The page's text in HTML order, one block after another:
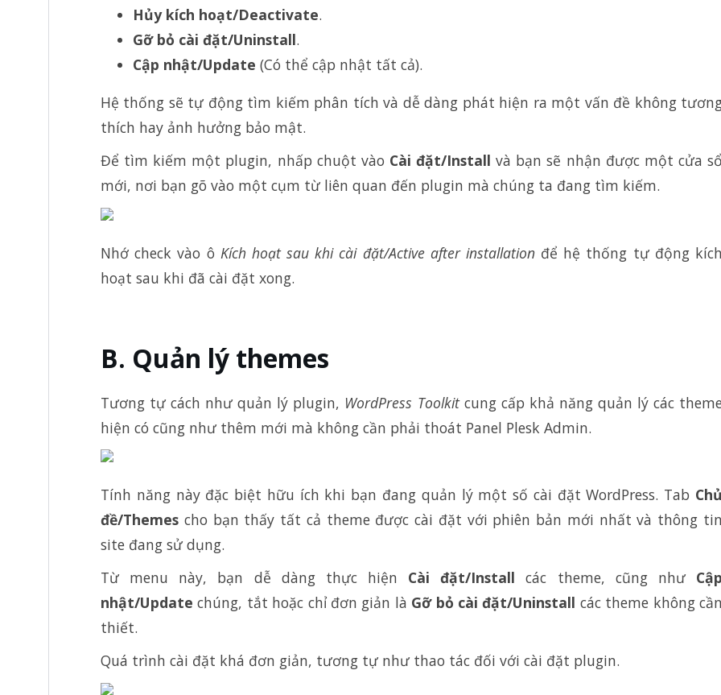
Hủy kích hoạt/Deactivate.
Gỡ bỏ cài đặt/Uninstall.
Cập nhật/Update (Có thể cập nhật tất cả).
Hệ thống sẽ tự động tìm kiếm phân tích và dễ dàng phát hiện ra một vấn đề không
thích hay ảnh hưởng bảo mật.
Để tìm kiếm một plugin, nhấp chuột vào Cài đặt/Install và bạn sẽ nhận được một cửa
mới, nơi bạn gõ vào một cụm từ liên quan đến plugin mà chúng ta đang tìm kiếm.
Nhớ check vào ô Kích hoạt sau khi cài đặt/Active after installationđể hệ thống tự động
hoạt sau khi đã cài đặt xong.
B. Quản lý themes
Tương tự cách như quản lý plugin, WordPress Toolkitcung cấp khả năng quản lý các
hiện có cũng như thêm mới mà không cần phải thoát Panel Plesk Admin.
Tính năng này đặc biệt hữu ích khi bạn đang quản lý một số cài đặt WordPress. Tab
đề/Themes cho bạn thấy tất cả theme được cài đặt với phiên bản mới nhất và thông
site đang sử dụng.
Từ menu này, bạn dễ dàng thực hiện Cài đặt/Install các theme, cũng như
nhật/Update chúng, tắt hoặc chỉ đơn giản là Gỡ bỏ cài đặt/Uninstall các theme không
thiết.
Quá trình cài đặt khá đơn giản, tương tự như thao tác đối với cài đặt plugin.